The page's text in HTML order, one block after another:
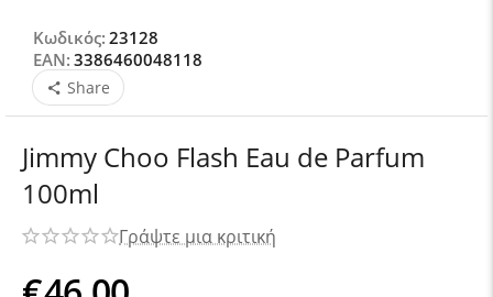
EAN: 3386460048118
Κωδικός: 23128
Share
Jimmy Choo Flash Eau de Parfum
100ml
Γράψτε μια κριτική